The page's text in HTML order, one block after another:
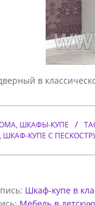
в
, ШКАФЫ-КУПЕ
, ШКАФ-КУПЕ С
Шкаф-купе в